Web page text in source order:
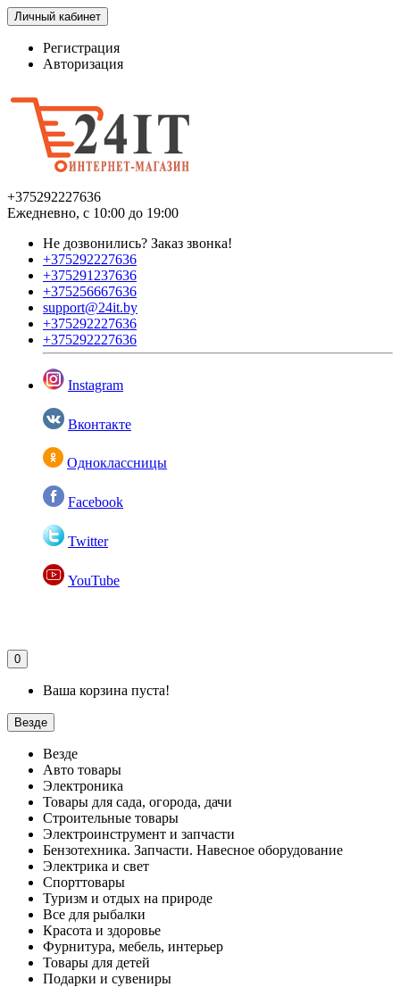
Личный кабинет
Регистрация
Авторизация
+375292227636
Ежедневно, с 10:00 до 19:00
Не дозвонились? Заказ звонка!
+375292227636
+375291237636
+375256667636
support@24it.by
+375292227636
+375292227636
Instagram
Вконтакте
Одноклассницы
Facebook
Twitter
YouTube
0
Ваша корзина пуста!
Везде
Везде
Авто товары
Электроника
Товары для сада, огорода, дачи
Строительные товары
Электроинструмент и запчасти
Бензотехника. Запчасти. Навесное оборудование
Электрика и свет
Спорттовары
Туризм и отдых на природе
Все для рыбалки
Красота и здоровье
Фурнитура, мебель, интерьер
Товары для детей
Подарки и сувениры